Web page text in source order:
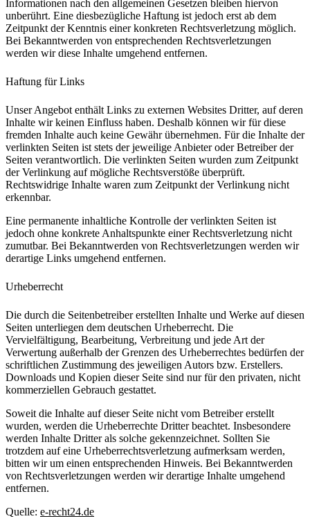
Informationen nach den allgemeinen Gesetzen bleiben hiervon
unberührt. Eine diesbezügliche Haftung ist jedoch erst ab dem
Zeitpunkt der Kenntnis einer konkreten Rechtsverletzung möglich.
Bei Bekanntwerden von entsprechenden Rechtsverletzungen
werden wir diese Inhalte umgehend entfernen.
Haftung für Links
Unser Angebot enthält Links zu externen Websites Dritter, auf deren
Inhalte wir keinen Einfluss haben. Deshalb können wir für diese
fremden Inhalte auch keine Gewähr übernehmen. Für die Inhalte der
verlinkten Seiten ist stets der jeweilige Anbieter oder Betreiber der
Seiten verantwortlich. Die verlinkten Seiten wurden zum Zeitpunkt
der Verlinkung auf mögliche Rechtsverstöße überprüft.
Rechtswidrige Inhalte waren zum Zeitpunkt der Verlinkung nicht
erkennbar.
Eine permanente inhaltliche Kontrolle der verlinkten Seiten ist
jedoch ohne konkrete Anhaltspunkte einer Rechtsverletzung nicht
zumutbar. Bei Bekanntwerden von Rechtsverletzungen werden wir
derartige Links umgehend entfernen.
Urheberrecht
Die durch die Seitenbetreiber erstellten Inhalte und Werke auf diesen
Seiten unterliegen dem deutschen Urheberrecht. Die
Vervielfältigung, Bearbeitung, Verbreitung und jede Art der
Verwertung außerhalb der Grenzen des Urheberrechtes bedürfen der
schriftlichen Zustimmung des jeweiligen Autors bzw. Erstellers.
Downloads und Kopien dieser Seite sind nur für den privaten, nicht
kommerziellen Gebrauch gestattet.
Soweit die Inhalte auf dieser Seite nicht vom Betreiber erstellt
wurden, werden die Urheberrechte Dritter beachtet. Insbesondere
werden Inhalte Dritter als solche gekennzeichnet. Sollten Sie
trotzdem auf eine Urheberrechtsverletzung aufmerksam werden,
bitten wir um einen entsprechenden Hinweis. Bei Bekanntwerden
von Rechtsverletzungen werden wir derartige Inhalte umgehend
entfernen.
Quelle: e-recht24.de